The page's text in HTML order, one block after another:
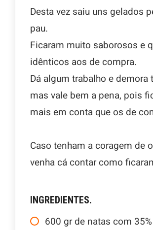
Desta vez saiu uns gelados
pau.
Ficaram muito saborosos e
idênticos aos de compra.
Dá algum trabalho e demora
mas vale bem a pena, pois
mais em conta que os de
Caso tenham a coragem de
venha cá contar como
INGREDIENTES.
600 gr de natas com